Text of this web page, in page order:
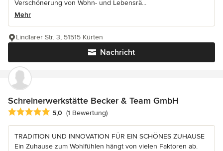
Verschönerung von Wohn- und Lebensrä...
Mehr
Nachricht
Lindlarer Str. 3, 51515 Kürten
Schreinerwerkstätte Becker & Team GmbH
Durchschnittliche Bewertung: 5 von 5 Sternen
5,0 (1 Bewertung)
TRADITION UND INNOVATION FÜR EIN SCHÖNES ZUHAUSE
Ein Zuhause zum Wohlfühlen hängt von vielen Faktoren ab.